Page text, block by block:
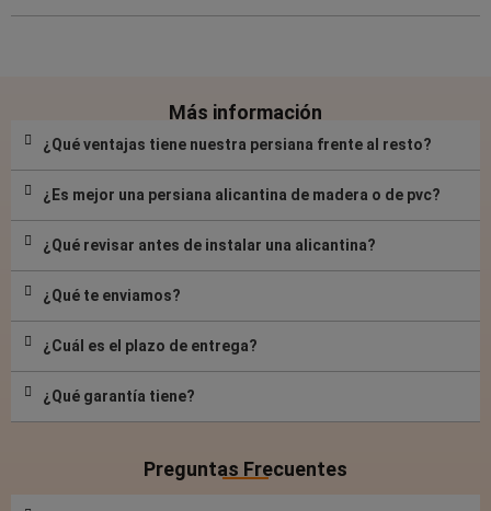
Más información
¿Qué ventajas tiene nuestra persiana frente al resto?
¿Es mejor una persiana alicantina de madera o de pvc?
¿Qué revisar antes de instalar una alicantina?
¿Qué te enviamos?
¿Cuál es el plazo de entrega?
¿Qué garantía tiene?
Preguntas Frecuentes